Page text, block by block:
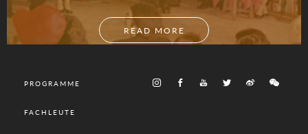
READ MORE
PROGRAMME
FACHLEUTE